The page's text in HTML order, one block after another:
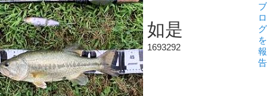
如是
1693292
ブ
ロ
グ
を
報
告